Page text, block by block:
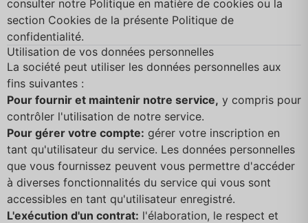
consulter notre Politique en matière de cookies ou la
section Cookies de la présente Politique de
confidentialité.
Utilisation de vos données personnelles
La société peut utiliser les données personnelles aux
fins suivantes :
Pour fournir et maintenir notre service, y compris pour
contrôler l'utilisation de notre service.
Pour gérer votre compte: gérer votre inscription en
tant qu'utilisateur du service. Les données personnelles
que vous fournissez peuvent vous permettre d'accéder
à diverses fonctionnalités du service qui vous sont
accessibles en tant qu'utilisateur enregistré.
L'exécution d'un contrat: l'élaboration, le respect et